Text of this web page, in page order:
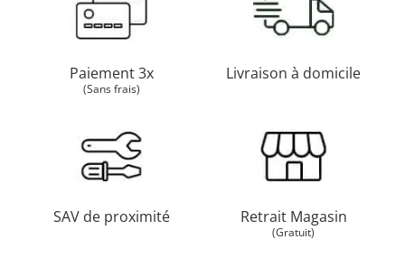
Paiement 3x
(Sans frais)
Livraison à domicile
SAV de proximité Retrait Magasin
(Gratuit)